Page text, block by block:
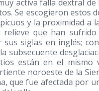
activa falla dextral
Se escogieron estos
y la proximidad a
que han
siglas en inglés;
subsecuente
están en el mismo
noroeste de la
que fue afectada por